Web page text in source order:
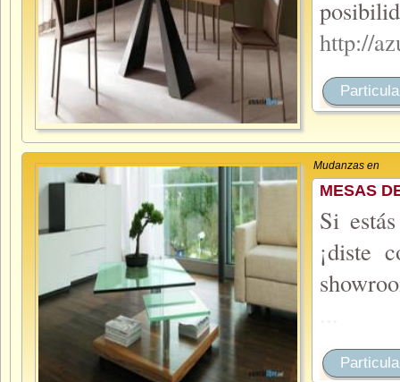
http://
Mudanzas en
MESAS
Si
¡diste